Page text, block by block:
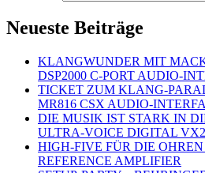
Neueste Beiträge
KLANGWUNDER MIT
DSP2000 C-PORT AUDIO-
TICKET ZUM KLANG-
MR816 CSX AUDIO-
DIE MUSIK IST STARK IN
ULTRA-VOICE DIGITAL
HIGH-FIVE FÜR DIE
REFERENCE AMPLIFIER